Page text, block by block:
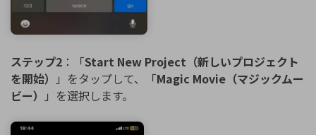
ステップ2 ：「Start New Project（新しいプロジェクト
を開始）
」をタップして、「Magic Movie（マジックムー
ビー）
」を選択します。